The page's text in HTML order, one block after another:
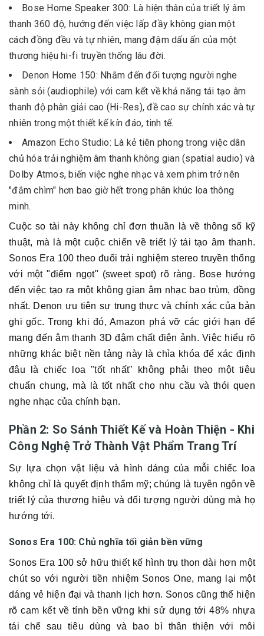
Bose Home Speaker 300: Là hiện thân của triết lý âm
thanh 360 độ, hướng đến việc lấp đầy không gian một
cách đồng đều và tự nhiên, mang đậm dấu ấn của một
thương hiệu hi-fi truyền thống lâu đời.
Denon Home 150: Nhắm đến đối tượng người nghe
sành sỏi (audiophile) với cam kết về khả năng tái tạo âm
thanh độ phân giải cao (Hi-Res), đề cao sự chính xác và tự
nhiên trong một thiết kế kín đáo, tinh tế.
Amazon Echo Studio: Là kẻ tiên phong trong việc dân
chủ hóa trải nghiệm âm thanh không gian (spatial audio) và
Dolby Atmos, biến việc nghe nhạc và xem phim trở nên
"đắm chìm" hơn bao giờ hết trong phân khúc loa thông
minh.
Cuộc so tài này không chỉ đơn thuần là về thông số kỹ
thuật, mà là một cuộc chiến về triết lý tái tạo âm thanh.
Sonos Era 100 theo đuổi trải nghiệm stereo truyền thống
với một "điểm ngọt" (sweet spot) rõ ràng. Bose hướng
đến việc tạo ra một không gian âm nhạc bao trùm, đồng
nhất. Denon ưu tiên sự trung thực và chính xác của bản
ghi gốc. Trong khi đó, Amazon phá vỡ các giới hạn để
mang đến âm thanh 3D đậm chất điện ảnh. Việc hiểu rõ
những khác biệt nền tảng này là chìa khóa để xác định
đâu là chiếc loa "tốt nhất" không phải theo một tiêu
chuẩn chung, mà là tốt nhất cho nhu cầu và thói quen
nghe nhạc của chính bạn.
Phần 2: So Sánh Thiết Kế và Hoàn Thiện - Khi
Công Nghệ Trở Thành Vật Phẩm Trang Trí
Sự lựa chọn vật liệu và hình dáng của mỗi chiếc loa
không chỉ là quyết định thẩm mỹ; chúng là tuyên ngôn về
triết lý của thương hiệu và đối tượng người dùng mà họ
hướng tới.
Sonos Era 100: Chủ nghĩa tối giản bền vững
Sonos Era 100 sở hữu thiết kế hình trụ thon dài hơn một
chút so với người tiền nhiệm Sonos One, mang lại một
dáng vẻ hiện đại và thanh lịch hơn. Sonos cũng thể hiện
rõ cam kết về tính bền vững khi sử dụng tới 48% nhựa
tái chế sau tiêu dùng và bao bì thân thiện với môi